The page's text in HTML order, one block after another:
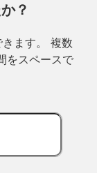
？
ます。 複数
をスペースで